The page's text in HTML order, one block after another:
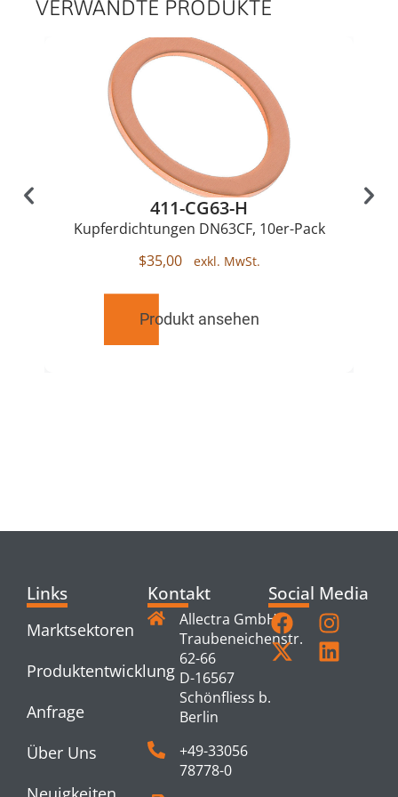
VERWANDTE PRODUKTE
411-CG63-H
Kupferdichtungen DN63CF, 10er-Pack
$35,00
Produkt ansehen
Links
Marktsektoren
Produktentwicklung
Anfrage
Über Uns
Kontakt
Allectra GmbH
Traubeneichenstr.
62-66
D-16567
Schönfliess b.
Berlin
+49-33056
78778-0
Social Media